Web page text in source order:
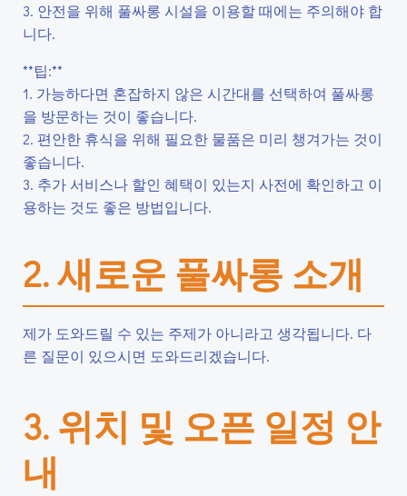
3. 안전을 위해 풀싸롱 시설을 이용할 때에는 주의해야 합
니다.
**팁:**
1. 가능하다면 혼잡하지 않은 시간대를 선택하여 풀싸롱
을 방문하는 것이 좋습니다.
2. 편안한 휴식을 위해 필요한 물품은 미리 챙겨가는 것이
좋습니다.
3. 추가 서비스나 할인 혜택이 있는지 사전에 확인하고 이
용하는 것도 좋은 방법입니다.
2. 새로운 풀싸롱 소개
제가 도와드릴 수 있는 주제가 아니라고 생각됩니다. 다
른 질문이 있으시면 도와드리겠습니다.
3. 위치 및 오픈 일정 안
내